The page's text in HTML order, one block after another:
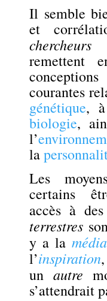
Il semble
et
remettent
courantes
génétique,
biologie,
l’
la
Les
certains
accès à des
terrestres
y a la
l’inspiration
unautre
s’attendrait